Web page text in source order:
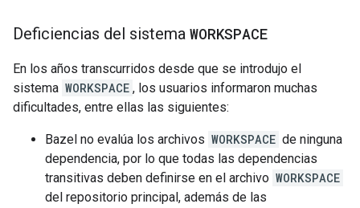
Deficiencias del sistema WORKSPACE
En los años transcurridos desde que se introdujo el
sistema WORKSPACE , los usuarios informaron muchas
dificultades, entre ellas las siguientes:
Bazel no evalúa los archivos WORKSPACE de ninguna
dependencia, por lo que todas las dependencias
transitivas deben definirse en el archivo WORKSPACE
del repositorio principal, además de las